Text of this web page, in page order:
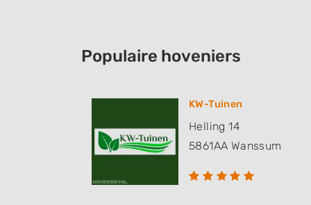
Populaire hoveniers
KW-Tuinen
Helling 14
5861AA Wanssum